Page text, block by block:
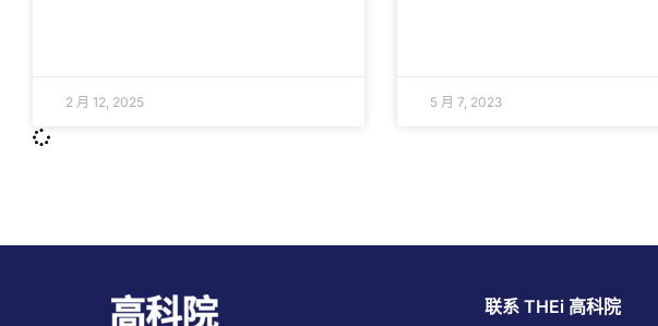
2 月 12, 2025 5 月 7, 2023
联系 THEi 高科院